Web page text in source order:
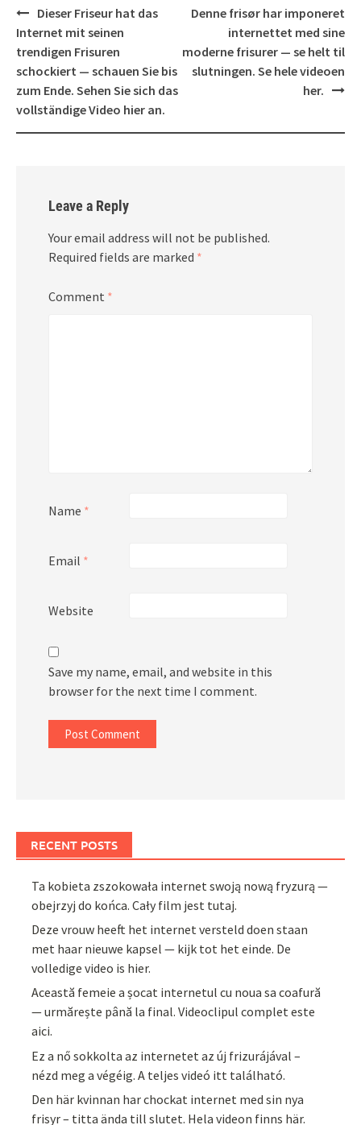
Post
navigation
Dieser Friseur hat das
Internet mit seinen
trendigen Frisuren
schockiert — schauen Sie bis
zum Ende. Sehen Sie sich das
vollständige Video hier an.
Denne frisør har imponeret
internettet med sine
moderne frisurer — se helt til
slutningen. Se hele videoen
her.
Leave a Reply
Your email address will not be published.
Required fields are marked *
Comment *
Name *
Email *
Website
Save my name, email, and website in this
browser for the next time I comment.
RECENT POSTS
Ta kobieta zszokowała internet swoją nową fryzurą —
obejrzyj do końca. Cały film jest tutaj.
Deze vrouw heeft het internet versteld doen staan
met haar nieuwe kapsel — kijk tot het einde. De
volledige video is hier.
Această femeie a șocat internetul cu noua sa coafură
— urmărește până la final. Videoclipul complet este
aici.
Ez a nő sokkolta az internetet az új frizurájával –
nézd meg a végéig. A teljes videó itt található.
Den här kvinnan har chockat internet med sin nya
frisyr – titta ända till slutet. Hela videon finns här.